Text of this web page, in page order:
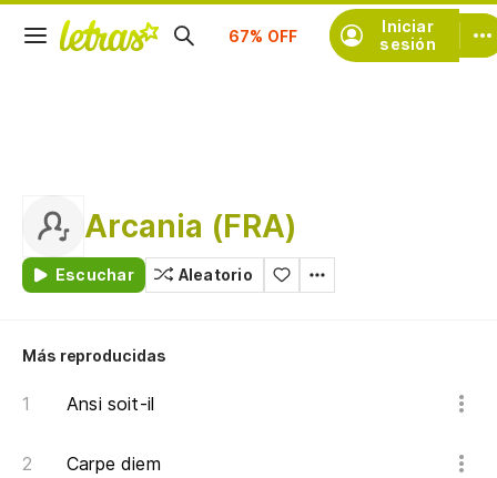
Iniciar
sesión
Suscríbete
Arcania (FRA)
Escuchar Aleatorio
Más reproducidas
Ansi soit-il
Carpe diem